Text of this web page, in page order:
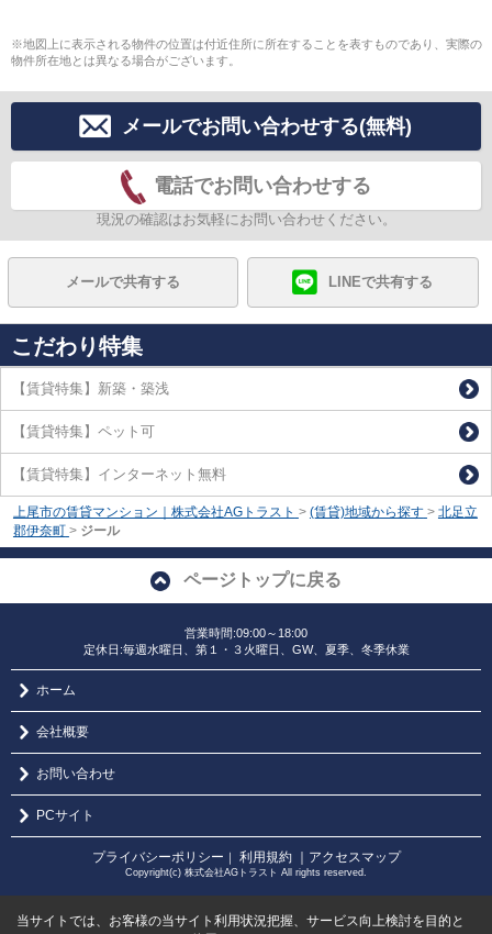
※地図上に表示される物件の位置は付近住所に所在することを表すものであり、実際の
物件所在地とは異なる場合がございます。
メールでお問い合わせする(無料)
電話でお問い合わせする
現況の確認はお気軽にお問い合わせください。
メールで共有する LINEで共有する
こだわり特集
【賃貸特集】新築・築浅
【賃貸特集】ペット可
【賃貸特集】インターネット無料
上尾市の賃貸マンション｜株式会社AGトラスト > (賃貸)地域から探す > 北足立
郡伊奈町 > ジール
ページトップに戻る
営業時間:09:00～18:00
定休日:毎週水曜日、第１・３火曜日、GW、夏季、冬季休業
ホーム
会社概要
お問い合わせ
PCサイト
プライバシーポリシー 利用規約 ｜アクセスマップ
Copyright(c) 株式会社AGトラスト All rights reserved.
当サイトでは、お客様の当サイト利用状況把握、サービス向上検討を目的と